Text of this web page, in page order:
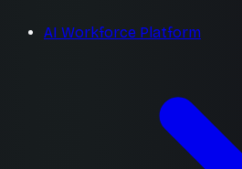
AI Workforce Platform